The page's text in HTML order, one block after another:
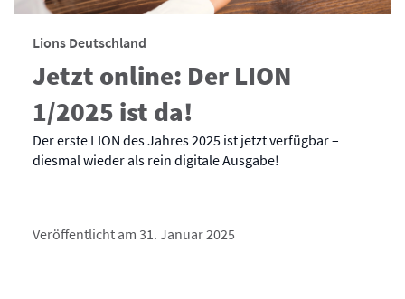
Lions Deutschland
Jetzt online: Der LION
1/2025 ist da!
Der erste LION des Jahres 2025 ist jetzt verfügbar –
diesmal wieder als rein digitale Ausgabe!
Veröffentlicht am 31. Januar 2025